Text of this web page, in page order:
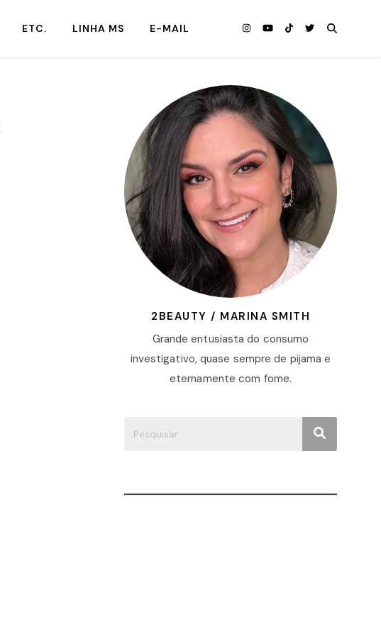
ETC. LINHA MS E-MAIL
2BEAUTY / MARINA SMITH
Grande entusiasta do consumo
investigativo, quase sempre de pijama e
eternamente com fome.